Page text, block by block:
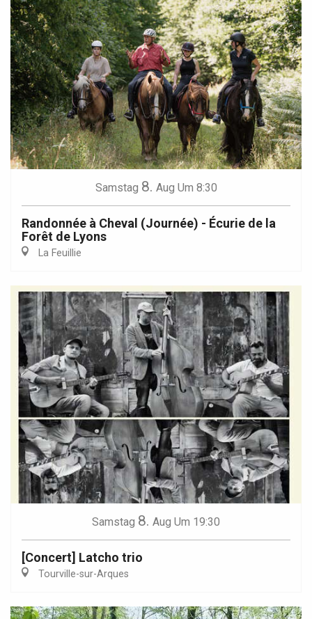
Samstag 8. Aug Um 8:30
Randonnée à Cheval (Journée) - Écurie de la
Forêt de Lyons
La Feuillie
Samstag 8. Aug Um 19:30
[Concert] Latcho trio
Tourville-sur-Arques